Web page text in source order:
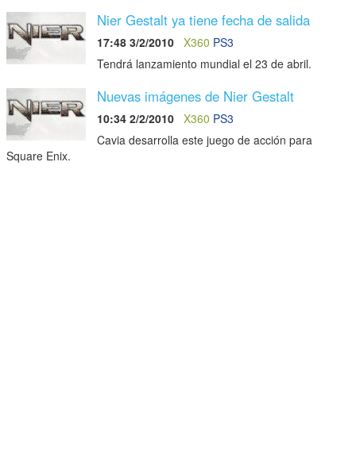
Nier Gestalt ya tiene fecha de salida
17:48 3/2/2010 X360 PS3
Tendrá lanzamiento mundial el 23 de abril.
Nuevas imágenes de Nier Gestalt
10:34 2/2/2010 X360 PS3
Cavia desarrolla este juego de acción para
Square Enix.